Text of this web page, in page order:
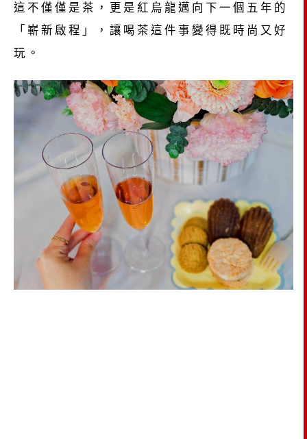
這不僅僅是茶，更是紅烏龍邁向下一個五年的
「嶄新啟程」，讓喝茶這件事變得既時尚又好
玩。